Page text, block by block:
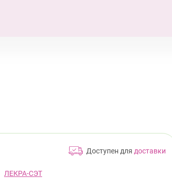
Доступен для доставки
ЛЕКРА-СЭТ